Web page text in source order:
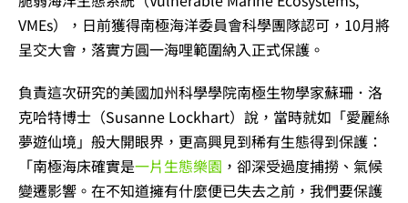
VMEs），日前獲得南極海洋委員會科學團隊認可，10月將
呈交大會，落實方圓一海哩範圍納入正式保護。
負責這次研究的美國加州科學學院南極生物學家蘇珊．洛
克哈特博士（Susanne Lockhart）說，當時就如「愛麗絲
夢遊仙境」般大開眼界，更高興見到稀有生態得到保護：
「南極海床確實是一片生態樂園 ，卻深受過度捕撈、氣候
變遷影響。在不知道擁有什麼便已失去之前，我們要保護